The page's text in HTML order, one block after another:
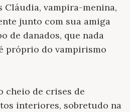
Cláudia, vampira-menina,
junto com sua amiga
de danados, que nada
próprio do vampirismo
cheio de crises de
interiores, sobretudo na